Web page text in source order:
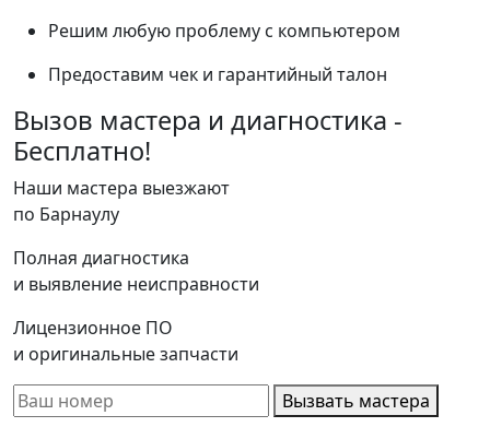
Решим любую проблему с компьютером
Предоставим чек и гарантийный талон
Вызов мастера и диагностика -
Бесплатно!
Наши мастера выезжают
по Барнаулу
Полная диагностика
и выявление неисправности
Лицензионное ПО
и оригинальные запчасти
Вызвать мастера